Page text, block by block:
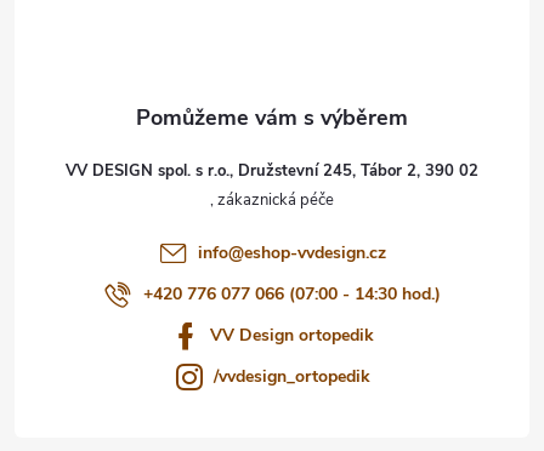
VV DESIGN spol. s r.o., Družstevní 245, Tábor 2, 390 02
info@eshop-vvdesign.cz
+420 776 077 066 (07:00 - 14:30 hod.)
VV Design ortopedik
/vvdesign_ortopedik